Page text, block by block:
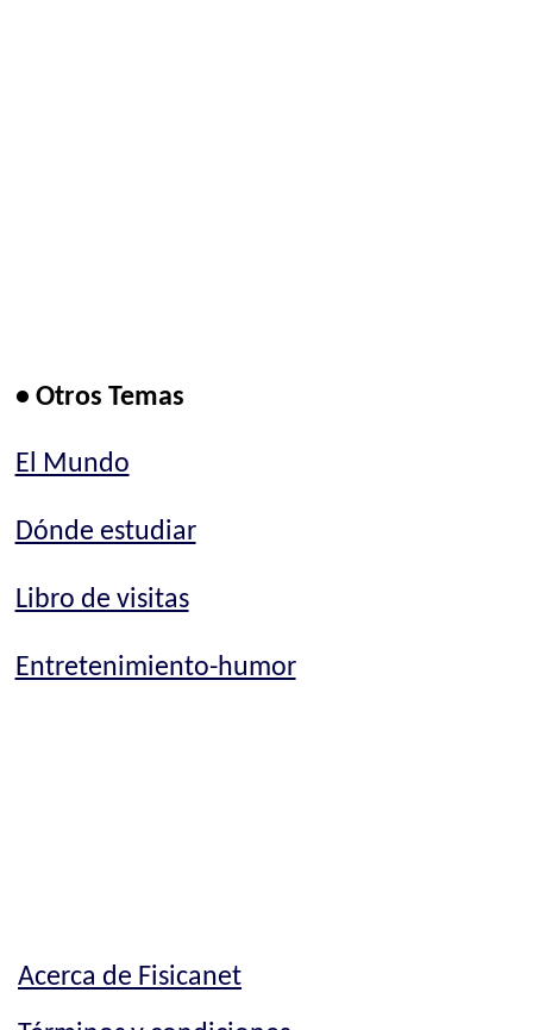
• Otros Temas
El Mundo
Dónde estudiar
Libro de visitas
Entretenimiento-humor
Acerca de Fisicanet